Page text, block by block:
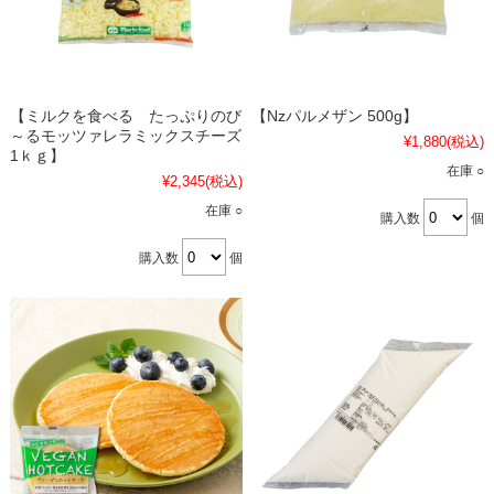
【ミルクを食べる たっぷりのび
～るモッツァレラミックスチーズ
1ｋｇ】
¥2,345(税込)
在庫 ○
購入数 個
【Nzパルメザン 500g】
¥1,880(税込)
在庫 ○
購入数 個